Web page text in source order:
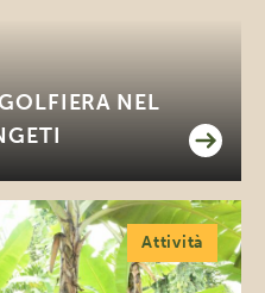
NEL
Attività